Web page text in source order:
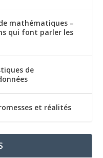
mathématiques –
qui font parler les
de
et réalités